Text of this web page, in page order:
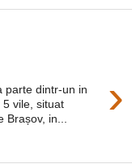
›
parte dintr-un in
vile, situat
in...